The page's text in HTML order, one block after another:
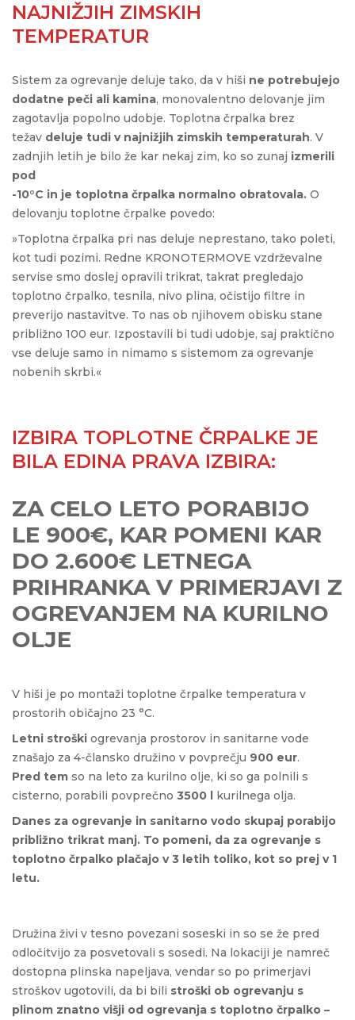
NAJNIŽJIH ZIMSKIH
TEMPERATUR
Sistem za ogrevanje deluje tako, da v hiši ne potrebujejo
dodatne peči ali kamina, monovalentno delovanje jim
zagotavlja popolno udobje. Toplotna črpalka brez
težav deluje tudi v najnižjih zimskih temperaturah. V
zadnjih letih je bilo že kar nekaj zim, ko so zunaj izmerili
pod
-10°C in je toplotna črpalka normalno obratovala. O
delovanju toplotne črpalke povedo:
»Toplotna črpalka pri nas deluje neprestano, tako poleti,
kot tudi pozimi. Redne KRONOTERMOVE vzdrževalne
servise smo doslej opravili trikrat, takrat pregledajo
toplotno črpalko, tesnila, nivo plina, očistijo filtre in
preverijo nastavitve. To nas ob njihovem obisku stane
približno 100 eur. Izpostavili bi tudi udobje, saj praktično
vse deluje samo in nimamo s sistemom za ogrevanje
nobenih skrbi.«
IZBIRA TOPLOTNE ČRPALKE JE
BILA EDINA PRAVA IZBIRA:
ZA CELO LETO PORABIJO
LE 900€, KAR POMENI KAR
DO 2.600€ LETNEGA
PRIHRANKA V PRIMERJAVI Z
OGREVANJEM NA KURILNO
OLJE
V hiši je po montaži toplotne črpalke temperatura v
prostorih običajno 23 °C.
Letni stroški ogrevanja prostorov in sanitarne vode
znašajo za 4-člansko družino v povprečju 900 eur.
Pred tem so na leto za kurilno olje, ki so ga polnili s
cisterno, porabili povprečno 3500 l kurilnega olja.
Danes za ogrevanje in sanitarno vodo skupaj porabijo
približno trikrat manj. To pomeni, da za ogrevanje s
toplotno črpalko plačajo v 3 letih toliko, kot so prej v 1
letu.
Družina živi v tesno povezani soseski in so se že pred
odločitvijo za posvetovali s sosedi. Na lokaciji je namreč
dostopna plinska napeljava, vendar so po primerjavi
stroškov ugotovili, da bi bili stroški ob ogrevanju s
plinom znatno višji od ogrevanja s toplotno črpalko –